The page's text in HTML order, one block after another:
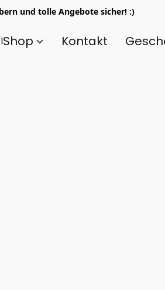
und tolle Angebote sicher! :)
Shop Kontakt